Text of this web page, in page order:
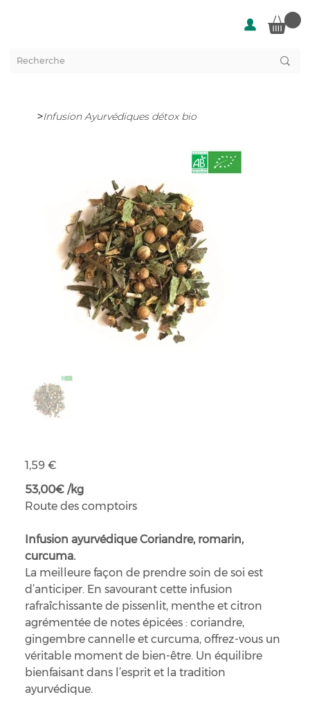
>Infusion Ayurvédiques détox bio
Prix
1,59 €
53,00€ /kg
Route des comptoirs
Infusion ayurvédique Coriandre, romarin,
curcuma.
La meilleure façon de prendre soin de soi est
d’anticiper. En savourant cette infusion
rafraîchissante de pissenlit, menthe et citron
agrémentée de notes épicées : coriandre,
gingembre cannelle et curcuma, offrez-vous un
véritable moment de bien-être. Un équilibre
bienfaisant dans l’esprit et la tradition
ayurvédique.